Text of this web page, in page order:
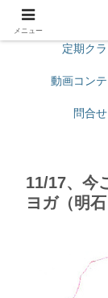
プロフィ
定期ク
動画コン
問合せ
11/17、今
ヨガ（明石
メニュー